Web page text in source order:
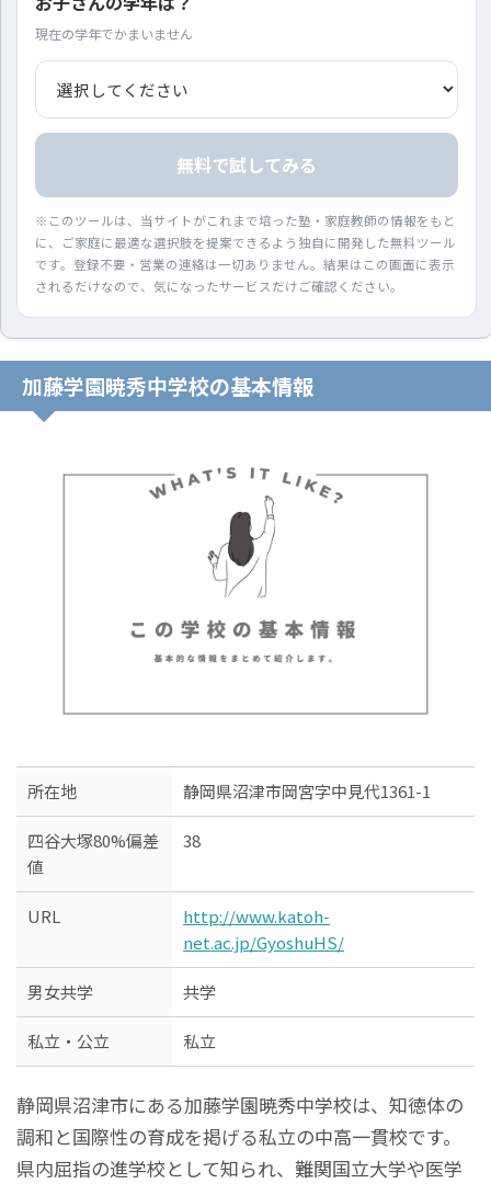
現在の学年でかまいません
無料で試してみる
※このツールは、当サイトがこれまで培った塾・家庭教師の情報をもと
に、ご家庭に最適な選択肢を提案できるよう独自に開発した無料ツール
です。登録不要・営業の連絡は一切ありません。結果はこの画面に表示
されるだけなので、気になったサービスだけご確認ください。
加藤学園暁秀中学校の基本情報
所在地 静岡県沼津市岡宮字中見代1361-1
四谷大塚80%偏差
値
38
URL
http://www.katoh-
net.ac.jp/GyoshuHS/
男女共学 共学
私立・公立 私立
静岡県沼津市にある加藤学園暁秀中学校は、知徳体の
調和と国際性の育成を掲げる私立の中高一貫校です。
県内屈指の進学校として知られ、難関国立大学や医学